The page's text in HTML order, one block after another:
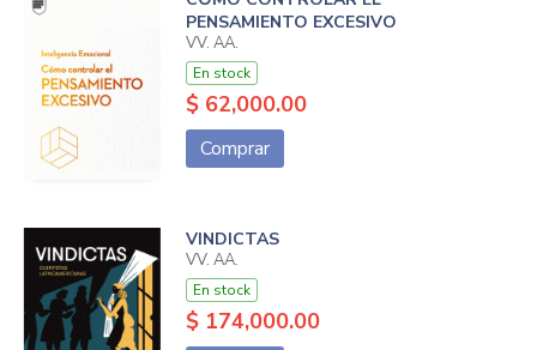
PENSAMIENTO EXCESIVO
VV. AA.
En stock
$ 62,000.00
Comprar
VINDICTAS
VV. AA.
En stock
$ 174,000.00